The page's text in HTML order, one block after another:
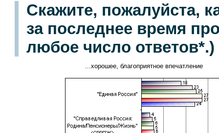
Скажите, пожалуйста,
за последнее время
любое число ответов*.)
...хорошее, благоприятное впечатление